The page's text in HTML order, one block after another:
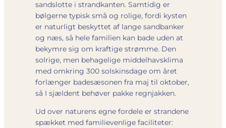
sandslotte i strandkanten. Samtidig er
bølgerne typisk små og rolige, fordi kysten
er naturligt beskyttet af lange sandbanker
og næs, så hele familien kan bade uden at
bekymre sig om kraftige strømme. Den
solrige, men behagelige middelhavsklima
med omkring 300 solskinsdage om året
forlænger badesæsonen fra maj til oktober,
så I sjældent behøver pakke regnjakken.
Ud over naturens egne fordele er strandene
spækket med familievenlige faciliteter: